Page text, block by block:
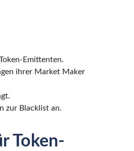
Emittenten.
ihrer Market Maker
zur Blacklist an.
Token-